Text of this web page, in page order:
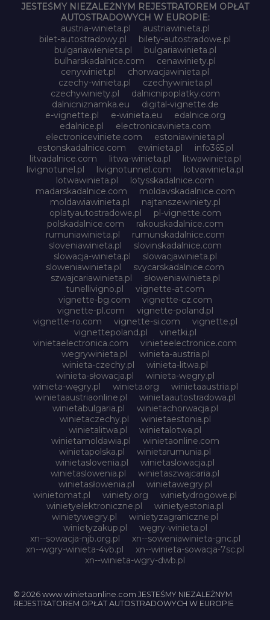
JESTEŚMY NIEZALEŻNYM REJESTRATOREM OPŁAT
AUTOSTRADOWYCH W EUROPIE:
austria-winieta.pl
austriawinieta.pl
bilet-autostradowy.pl
bilety-autostradowe.pl
bulgariawienieta.pl
bulgariawinieta.pl
bulharskadalnice.com
cenawiniety.pl
cenywiniet.pl
chorwacjawinieta.pl
czechy-winieta.pl
czechywinieta.pl
czechywiniety.pl
dalnicnipoplatky.com
dalnicniznamka.eu
digital-vignette.de
e-vignette.pl
e-winieta.eu
edalnice.org
edalnice.pl
electronicavinieta.com
electroniceviniete.com
estoniawinieta.pl
estonskadalnice.com
ewinieta.pl
info365.pl
litvadalnice.com
litwa-winieta.pl
litwawinieta.pl
livignotunel.pl
livignotunnel.com
lotvawinieta.pl
lotwawinieta.pl
lotysskadalnice.com
madarskadalnice.com
moldavskadalnice.com
moldawiawinieta.pl
najtanszewiniety.pl
oplatyautostradowe.pl
pl-vignette.com
polskadalnice.com
rakouskadalnice.com
rumuniawinieta.pl
rumunskadalnice.com
sloveniawinieta.pl
slovinskadalnice.com
slowacja-winieta.pl
slowacjawinieta.pl
sloweniawinieta.pl
svycarskadalnice.com
szwajcariawinieta.pl
słoweniawinieta.pl
tunellivigno.pl
vignette-at.com
vignette-bg.com
vignette-cz.com
vignette-pl.com
vignette-poland.pl
vignette-ro.com
vignette-si.com
vignette.pl
vignettepoland.pl
vinetki.pl
vinietaelectronica.com
vinieteelectronice.com
wegrywinieta.pl
winieta-austria.pl
winieta-czechy.pl
winieta-litwa.pl
winieta-słowacja.pl
winieta-wegry.pl
winieta-węgry.pl
winieta.org
winietaaustria.pl
winietaaustriaonline.pl
winietaautostradowa.pl
winietabulgaria.pl
winietachorwacja.pl
winietaczechy.pl
winietaestonia.pl
winietalitwa.pl
winietalotwa.pl
winietamoldawia.pl
winietaonline.com
winietapolska.pl
winietarumunia.pl
winietaslovenia.pl
winietaslowacja.pl
winietaslowenia.pl
winietaszwajcaria.pl
winietasłowenia.pl
winietawegry.pl
winietomat.pl
winiety.org
winietydrogowe.pl
winietyelektroniczne.pl
winietyestonia.pl
winietywegry.pl
winietyzagraniczne.pl
winietyzakup.pl
węgry-winieta.pl
xn--sowacja-njb.org.pl
xn--soweniawinieta-gnc.pl
xn--wgry-winieta-4vb.pl
xn--winieta-sowacja-7sc.pl
xn--winieta-wgry-dwb.pl
© 2026 www.winietaonline.com JESTEŚMY NIEZALEŻNYM
REJESTRATOREM OPŁAT AUTOSTRADOWYCH W EUROPIE